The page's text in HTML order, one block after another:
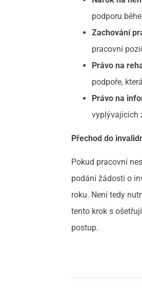
podporu
Zachování
pracovní
Právo na
podpoře,
Právo na
vyplývajících
Přechod do
Pokud pracovní
podání žádosti o
roku. Není tedy
tento krok s
postup.